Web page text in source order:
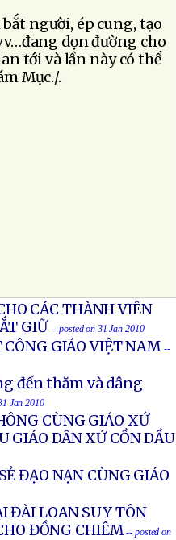
người, ép cung, tạo
dọn đường cho
tới và lần này có thể
Mục./.
CÁC THÀNH VIÊN
GIỮ -- posted on 31 Jan 2010
GIÁO VIỆT NAM --
đến thăm và dâng
Jan 2010
CÙNG GIÁO XỨ
GIÁO DÂN XỨ CỒN DẦU
ĐẠO NẠN CÙNG GIÁO
ĐÀI LOAN SUY TÔN
ĐỒNG CHIÊM -- posted on